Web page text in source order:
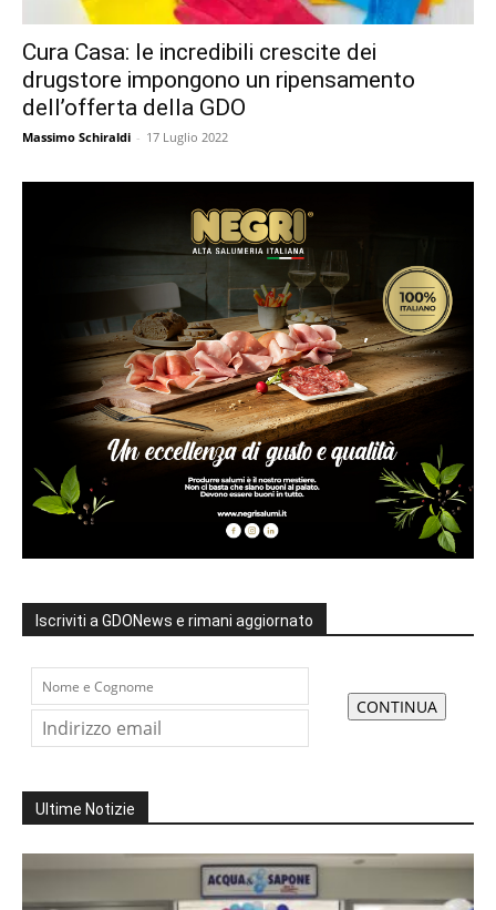
Cura Casa: le incredibili crescite dei
drugstore impongono un ripensamento
dell’offerta della GDO
Massimo Schiraldi - 17 Luglio 2022
Iscriviti a GDONews e rimani aggiornato
Ultime Notizie